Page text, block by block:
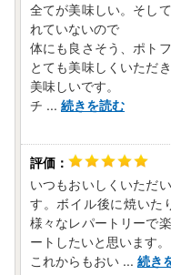
全てが美味しい。そし
れていないので
体にも良さそう、ポト
とても美味しくいただ
美味しいです。
チ ... 続きを読む
いつもおいしくいただ
す。ボイル後に焼いた
様々なレパートリーで
ートしたいと思います。
これからもおい ... 続き